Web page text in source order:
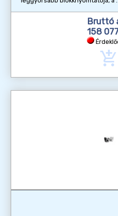
Bruttó
158
add_shopping_cart